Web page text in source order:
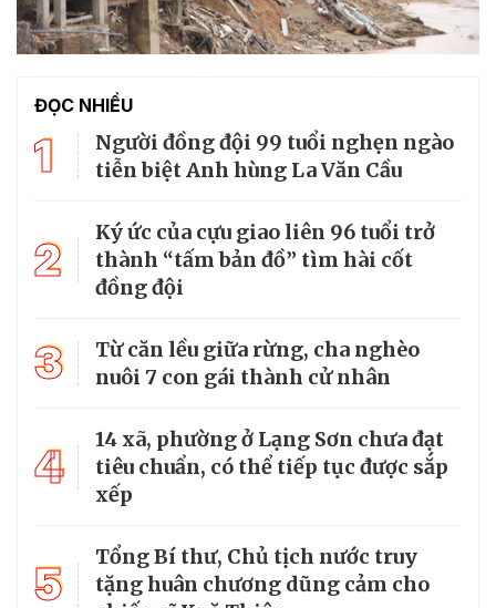
ĐỌC NHIỀU
1
Người đồng đội 99 tuổi nghẹn ngào
tiễn biệt Anh hùng La Văn Cầu
2
Ký ức của cựu giao liên 96 tuổi trở
thành “tấm bản đồ” tìm hài cốt
đồng đội
3
Từ căn lều giữa rừng, cha nghèo
nuôi 7 con gái thành cử nhân
4
14 xã, phường ở Lạng Sơn chưa đạt
tiêu chuẩn, có thể tiếp tục được sắp
xếp
5
Tổng Bí thư, Chủ tịch nước truy
tặng huân chương dũng cảm cho